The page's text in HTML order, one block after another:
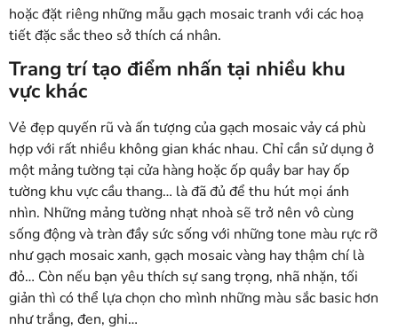
hoặc đặt riêng những mẫu gạch mosaic tranh với các hoạ
tiết đặc sắc theo sở thích cá nhân.
Trang trí tạo điểm nhấn tại nhiều khu
vực khác
Vẻ đẹp quyến rũ và ấn tượng của gạch mosaic vảy cá phù
hợp với rất nhiều không gian khác nhau. Chỉ cần sử dụng ở
một mảng tường tại cửa hàng hoặc ốp quầy bar hay ốp
tường khu vực cầu thang… là đã đủ để thu hút mọi ánh
nhìn. Những mảng tường nhạt nhoà sẽ trở nên vô cùng
sống động và tràn đầy sức sống với những tone màu rực rỡ
như gạch mosaic xanh, gạch mosaic vàng hay thậm chí là
đỏ… Còn nếu bạn yêu thích sự sang trọng, nhã nhặn, tối
giản thì có thể lựa chọn cho mình những màu sắc basic hơn
như trắng, đen, ghi…